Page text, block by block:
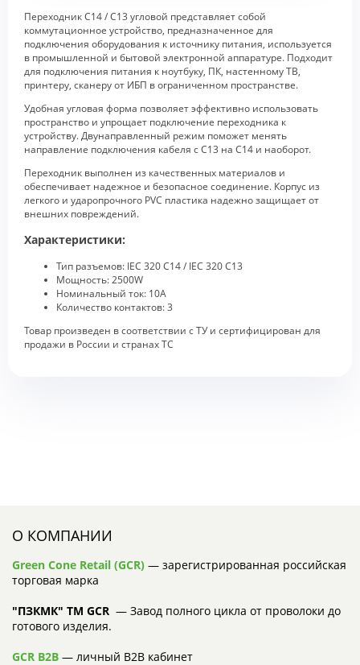
Переходник С14 / С13 угловой представляет собой
коммутационное устройство, предназначенное для
подключения оборудования к источнику питания, используется
в промышленной и бытовой электронной аппаратуре. Подходит
для подключения питания к ноутбуку, ПК, настенному ТВ,
принтеру, сканеру от ИБП в ограниченном пространстве.
Удобная угловая форма позволяет эффективно использовать
пространство и упрощает подключение переходника к
устройству. Двунаправленный режим поможет менять
направление подключения кабеля с С13 на С14 и наоборот.
Переходник выполнен из качественных материалов и
обеспечивает надежное и безопасное соединение. Корпус из
легкого и ударопрочного PVC пластика надежно защищает от
внешних повреждений.
Характеристики:
Тип разъемов: IEC 320 C14 / IEC 320 C13
Мощность: 2500W
Номинальный ток: 10А
Количество контактов: 3
Товар произведен в соответствии с ТУ и сертифицирован для
продажи в России и странах ТС
О КОМПАНИИ
Green Cone Retail (GCR) — зарегистрированная российская
торговая марка
"ПЗКМК" TM GCR — Завод полного цикла от проволоки до
готового изделия.
GCR B2B — личный B2B кабинет